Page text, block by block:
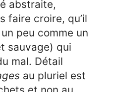
abstraite,
faire croire, qu’il
peu comme un
sauvage) qui
mal. Détail
au pluriel est